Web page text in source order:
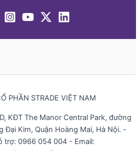
PHẦN STRADE VIỆT NAM
KĐT The Manor Central Park, đường
Đại Kim, Quận Hoàng Mai, Hà Nội. -
trợ: 0966 054 004 - Email: